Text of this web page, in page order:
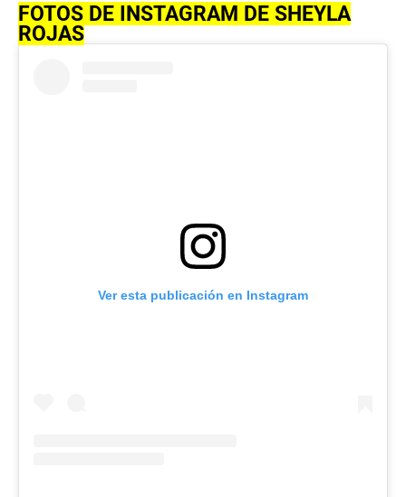
FOTOS DE INSTAGRAM DE SHEYLA
ROJAS
Ver esta publicación en Instagram